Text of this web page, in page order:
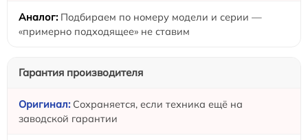
Подбираем по номеру модели и серии —
«примерно подходящее» не ставим
Гарантия производителя
Сохраняется, если техника ещё на
заводской гарантии